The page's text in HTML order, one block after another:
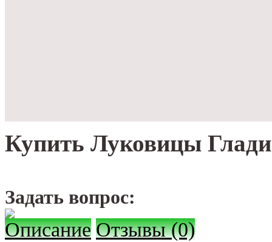
Купить Луковицы
Задать вопрос:
Описание Отзывы (0)